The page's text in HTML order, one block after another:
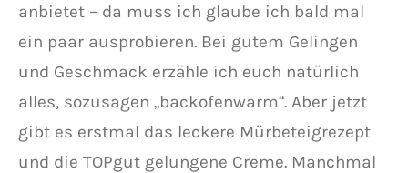
anbietet – da muss ich glaube ich bald mal
ein paar ausprobieren. Bei gutem Gelingen
und Geschmack erzähle ich euch natürlich
alles, sozusagen „backofenwarm“. Aber jetzt
gibt es erstmal das leckere Mürbeteigrezept
und die TOPgut gelungene Creme. Manchmal